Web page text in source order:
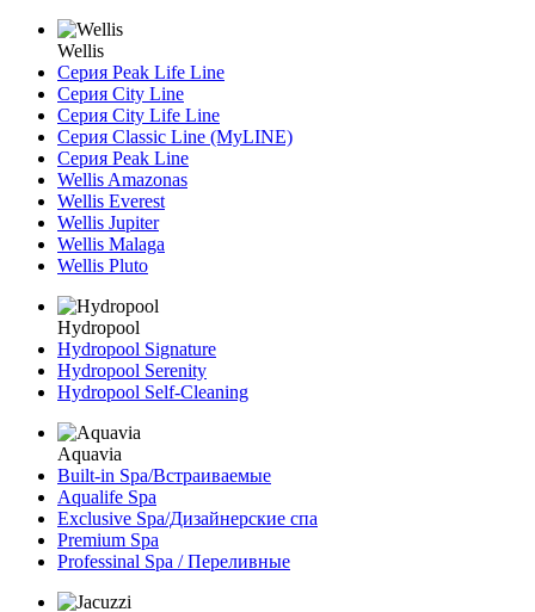
Wellis
Серия Peak Life Line
Серия City Line
Серия City Life Line
Серия Classic Line (MyLINE)
Серия Peak Line
Wellis Amazonas
Wellis Everest
Wellis Jupiter
Wellis Malaga
Wellis Pluto
Hydropool
Hydropool Signature
Hydropool Serenity
Hydropool Self-Сleaning
Aquavia
Built-in Spa/Встраиваемые
Aqualife Spa
Exclusive Spa/Дизайнерские спа
Premium Spa
Professinal Spa / Переливные